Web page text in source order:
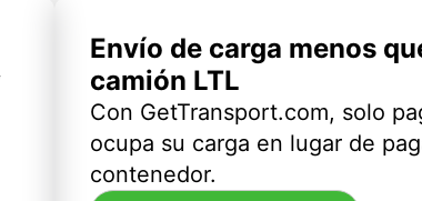
Envío de carga menos
camión LTL
Con GetTransport.com, solo
ocupa su carga en lugar de
contenedor.